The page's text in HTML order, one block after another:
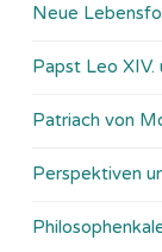
Neue
Papst Leo XIV.
Patriach von
Perspektiven